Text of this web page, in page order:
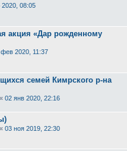
2020, 08:05
акция «Дар рожденному
2020, 11:37
семей Кимрского р-на
« 02 янв 2020, 22:16
« 03 ноя 2019, 22:30